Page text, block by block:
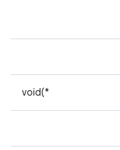
void(*